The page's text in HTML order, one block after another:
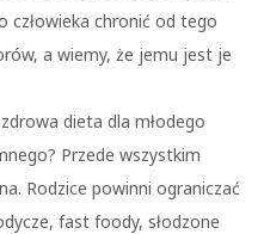
człowieka chronić od tego
a wiemy, że jemu jest je
dieta dla młodego
Przede wszystkim
Rodzice powinni ograniczać
fast foody, słodzone